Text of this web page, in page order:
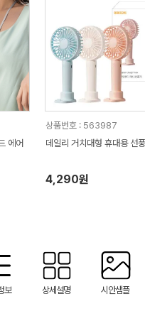
에어
상품번호 : 563987
데일리 거치대형 휴대용 선
4,290원
보 상세설명 시안샘플